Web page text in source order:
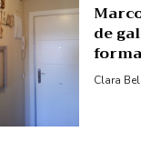
de
Clara